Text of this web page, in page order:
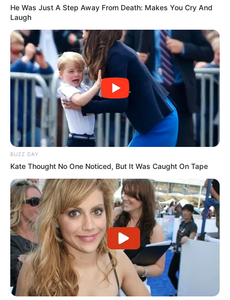
He Was Just A Step Away From Death: Makes You Cry And
Laugh
BUZZ DAY
Kate Thought No One Noticed, But It Was Caught On Tape